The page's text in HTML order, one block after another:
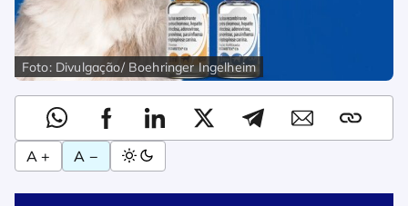
Foto: Divulgação/ Boehringer Ingelheim
A + A −